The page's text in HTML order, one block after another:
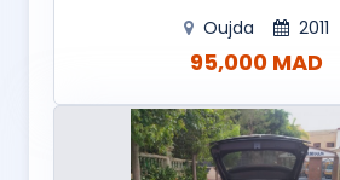
Oujda 2011
95,000 MAD